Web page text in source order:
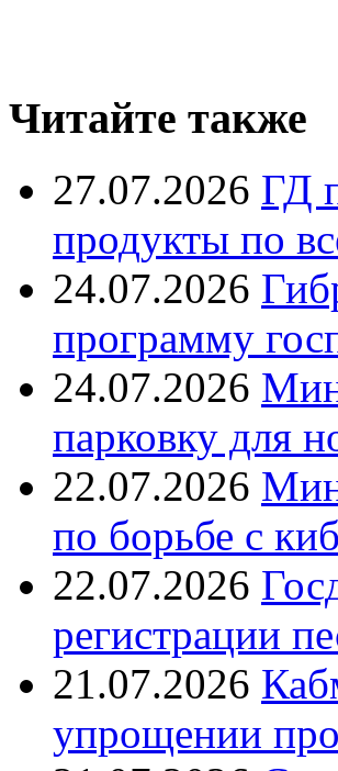
Читайте также
27.07.2026 ГД
продукты по
24.07.2026
программу
24.07.2026
парковку для
22.07.2026
по борьбе с
22.07.2026
регистрации
21.07.2026
упрощении